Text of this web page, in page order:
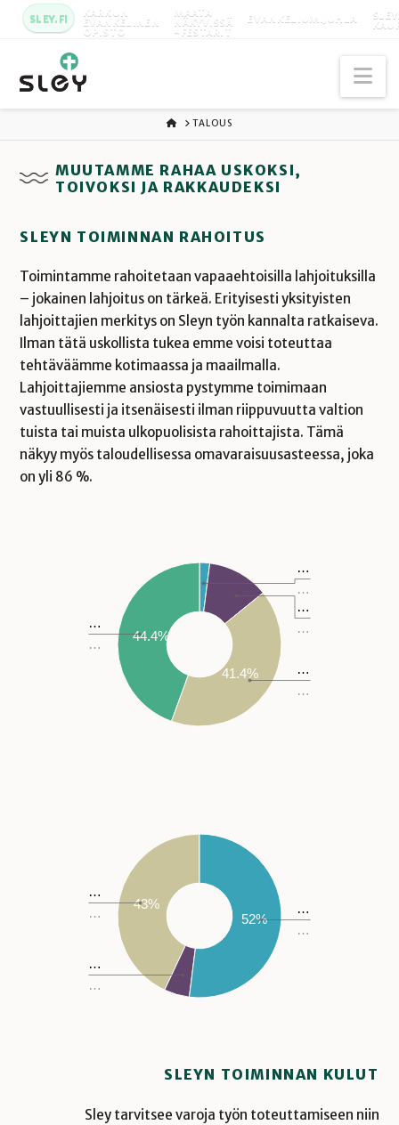
SLEY.FI KARKUN
EVANKELINEN
OPISTO
MAATA
NÄKYVISSÄ
-FESTARIT
EVANKELIUMIJUHLA
ETUSIVU
TALOUS
MUUTAMME RAHAA USKOKSI,
TOIVOKSI JA RAKKAUDEKSI
SLEYN TOIMINNAN RAHOITUS
Toimintamme rahoitetaan vapaaehtoisilla lahjoituksilla
– jokainen lahjoitus on tärkeä. Erityisesti yksityisten
lahjoittajien merkitys on Sleyn työn kannalta ratkaiseva.
Ilman tätä uskollista tukea emme voisi toteuttaa
tehtäväämme kotimaassa ja maailmalla.
Lahjoittajiemme ansiosta pystymme toimimaan
vastuullisesti ja itsenäisesti ilman riippuvuutta valtion
tuista tai muista ulkopuolisista rahoittajista. Tämä
näkyy myös taloudellisessa omavaraisuusasteessa, joka
on yli 86 %.
44.4%
41.4%
…
…
…
…
…
…
…
…
43%
52%
…
…
…
…
…
…
SLEYN TOIMINNAN KULUT
Sley tarvitsee varoja työn toteuttamiseen niin